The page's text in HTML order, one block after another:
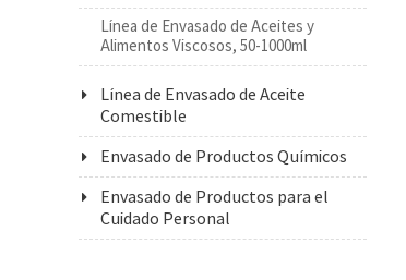
Línea de Envasado de Aceites y
Alimentos Viscosos, 50-1000ml
Línea de Envasado de Aceite
Comestible
Envasado de Productos Químicos
Envasado de Productos para el
Cuidado Personal